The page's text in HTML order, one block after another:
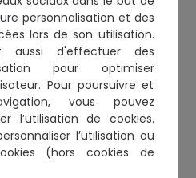
personnalisation et des
lors de son utilisation.
aussi d'effectuerdes
pour optimiser
Pour poursuivre et
vous pouvez
l’utilisation de cookies.
l’utilisation ou
(hors cookies de